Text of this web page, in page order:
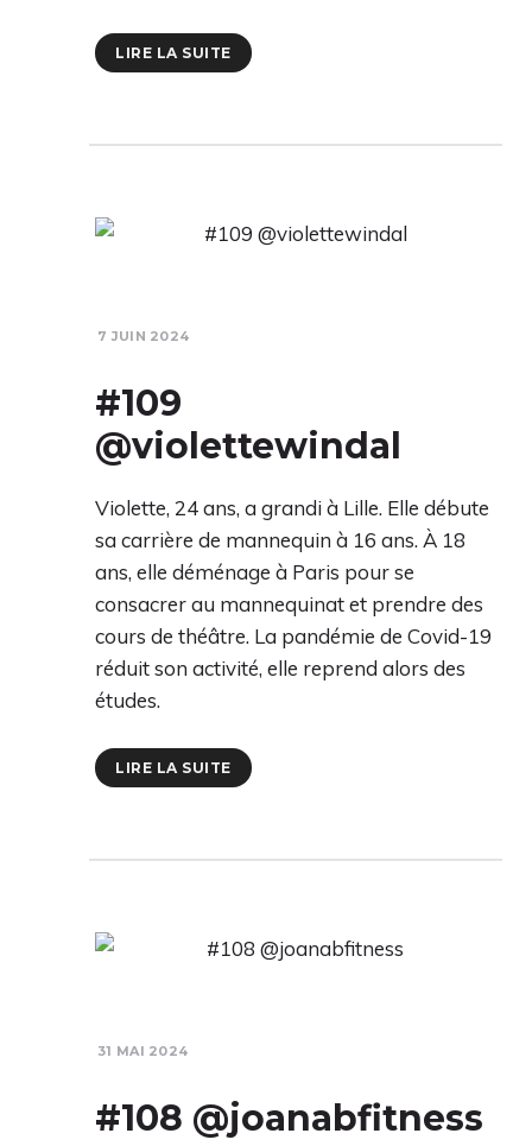
LIRE LA SUITE
7 JUIN 2024
#109
@violettewindal
Violette, 24 ans, a grandi à Lille. Elle débute
sa carrière de mannequin à 16 ans. À 18
ans, elle déménage à Paris pour se
consacrer au mannequinat et prendre des
cours de théâtre. La pandémie de Covid-19
réduit son activité, elle reprend alors des
études.
LIRE LA SUITE
31 MAI 2024
#108 @joanabfitness